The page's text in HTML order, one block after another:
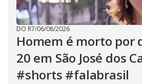
DO R7/06/08/2026
Homem é morto por
20 em São José dos
#shorts #falabrasil